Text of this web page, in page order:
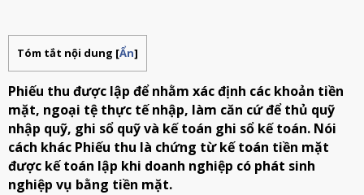
Tóm tắt nội dung [Ẩn]
Phiếu thu được lập để nhằm xác định các khoản tiền
mặt, ngoại tệ thực tế nhập, làm căn cứ để thủ quỹ
nhập quỹ, ghi sổ quỹ và kế toán ghi sổ kế toán. Nói
cách khác Phiếu thu là chứng từ kế toán tiền mặt
được kế toán lập khi doanh nghiệp có phát sinh
nghiệp vụ bằng tiền mặt.